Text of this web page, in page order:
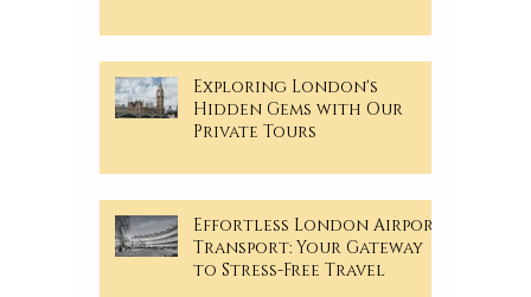
Exploring London's
Hidden Gems with Our
Private Tours
Effortless London Airport
Transport: Your Gateway
to Stress-Free Travel